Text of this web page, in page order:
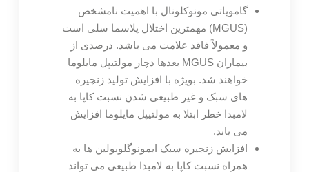
گاموپاتی مونوکلونال با اهمیت نامشخص
(MGUS) مهمترین اختلال پلاسما سلی است
و معمولاً فاقد علامت می باشد. درصدی از
بیماران MGUS بعدها دچار مولتیپل مایلوما
خواهند شد. بویژه با افزایش تولید زنچیره
های سبک و غیر طبیعی شدن نسبت کاپا به
لامبدا خطر ابتلا به مولتیپل مایلوما افزایش
می یابد.
افزایش زنجیره سبک ایمونوگلوبولین ها به
همراه نسبت کاپا به لامبدا طبیعی می تواند